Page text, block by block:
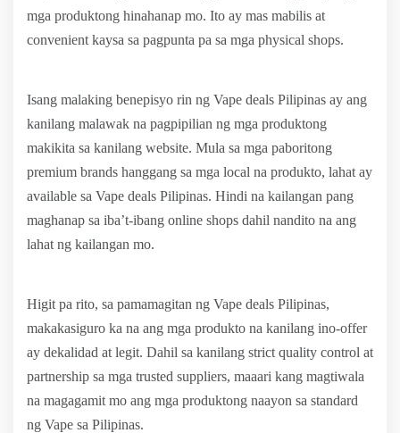
mga produktong hinahanap mo. Ito ay mas mabilis at
convenient kaysa sa pagpunta pa sa mga physical shops.
Isang malaking benepisyo rin ng Vape deals Pilipinas ay ang
kanilang malawak na pagpipilian ng mga produktong
makikita sa kanilang website. Mula sa mga paboritong
premium brands hanggang sa mga local na produkto, lahat ay
available sa Vape deals Pilipinas. Hindi na kailangan pang
maghanap sa iba’t-ibang online shops dahil nandito na ang
lahat ng kailangan mo.
Higit pa rito, sa pamamagitan ng Vape deals Pilipinas,
makakasiguro ka na ang mga produkto na kanilang ino-offer
ay dekalidad at legit. Dahil sa kanilang strict quality control at
partnership sa mga trusted suppliers, maaari kang magtiwala
na magagamit mo ang mga produktong naayon sa standard
ng Vape sa Pilipinas.